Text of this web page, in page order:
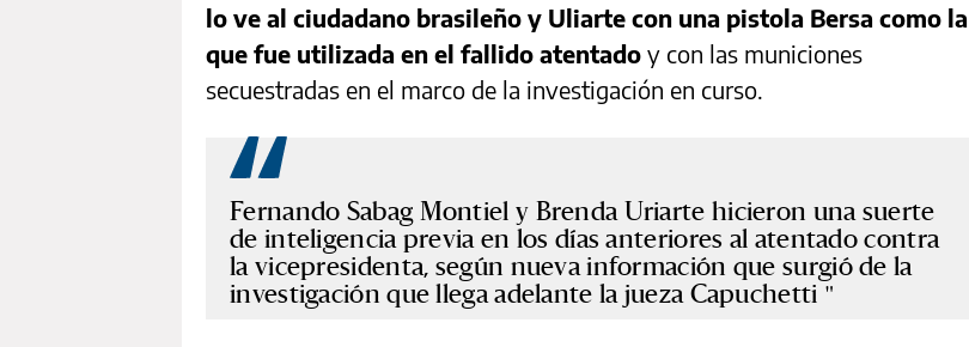
lo ve al ciudadano brasileño y Uliarte con una pistola Bersa como la
que fue utilizada en el fallido atentado y con las municiones
secuestradas en el marco de la investigación en curso.
Fernando Sabag Montiel y Brenda Uriarte hicieron una suerte
de inteligencia previa en los días anteriores al atentado contra
la vicepresidenta, según nueva información que surgió de la
investigación que llega adelante la jueza Capuchetti